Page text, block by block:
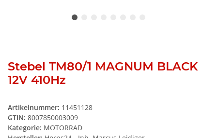
Stebel TM80/1 MAGNUM BLACK
12V 410Hz
Artikelnummer: 11451128
GTIN: 8007850003009
Kategorie: MOTORRAD